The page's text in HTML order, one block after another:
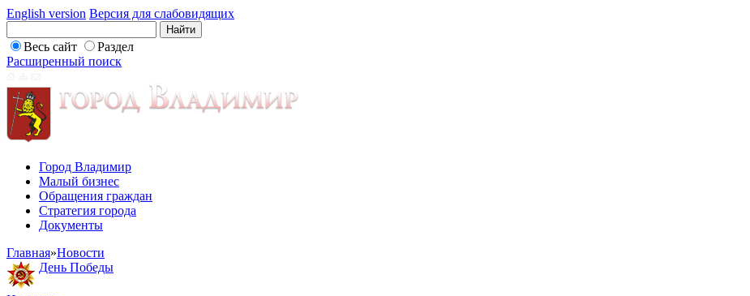
English version Версия для слабовидящих
Весь сайт
Раздел
Расширенный поиск
Город Владимир
Малый бизнес
Обращения граждан
Стратегия города
Документы
Главная»Новости
День Победы